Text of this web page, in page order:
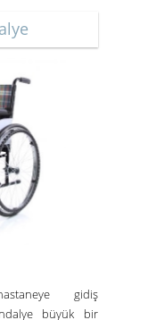
gidiş
büyük bir